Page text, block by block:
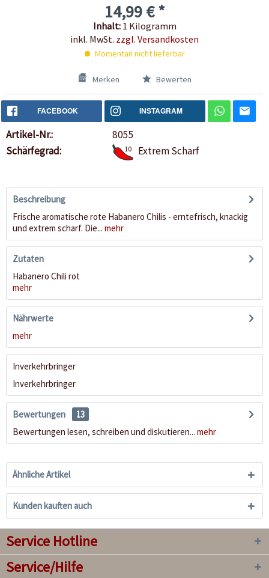
14,99 € *
Inhalt: 1 Kilogramm
inkl. MwSt. zzgl. Versandkosten
Momentan nicht lieferbar
Merken Bewerten
FACEBOOK INSTAGRAM
Artikel-Nr.:
8055
Schärfegrad:
10 Extrem Scharf
Beschreibung
Frische aromatische rote Habanero Chilis - erntefrisch, knackig
und extrem scharf. Die... mehr
Zutaten
Habanero Chili rot
mehr
Nährwerte
mehr
Inverkehrbringer
Inverkehrbringer
Bewertungen
13
Bewertungen lesen, schreiben und diskutieren... mehr
Ähnliche Artikel
Kunden kauften auch
Service Hotline
Service/Hilfe